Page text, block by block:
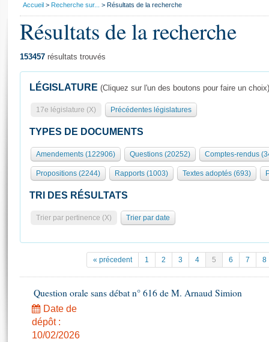
Présidence
577 députés
Groupes politiques
Séance publique
Commissions et autres organes
Europe et International
Pétitions
Projets de loi
Propositions de loi
Amendements
Textes adoptés
Général
Rôle et pouvoirs de l'Assemblée
Organisation de l'Assemblée
Présidence Conférence des Présidents Bureau Collège des
Statistiques et chiffres clés
Documents de référence
( Constitution | Règlement de l'Assemblée ... )
Histoire
Juniors
Visiter l'Assemblée
Visite virtuelle du palais Bourbon
Assister à une séance
La Bibliothèque
Contacts et plan d'accès
Photos libres de droit
Vous
Accueil Recherche sur... Résultats de la recherche
Résultats de la recherche
153457 résultats trouvés
LÉGISLATURE (Cliquez sur l'un des boutons pour faire un choix)
17e législature (X) Précédentes législatures
TYPES DE DOCUMENTS
Amendements (122906) Questions (20252) Comptes-rendus
Propositions (2244) Rapports (1003) Textes adoptés (693)
TRI DES RÉSULTATS
Trier par pertinence (X) Trier par date
« précedent 1 2 3 4 5 6 7 8
Question orale sans débat n° 616 de M. Arnaud Simion
Date de
dépôt :
10/02/2026